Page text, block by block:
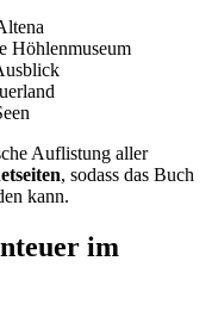
Höhlenmuseum
Auflistung aller
, sodass das Buch
kann.
im